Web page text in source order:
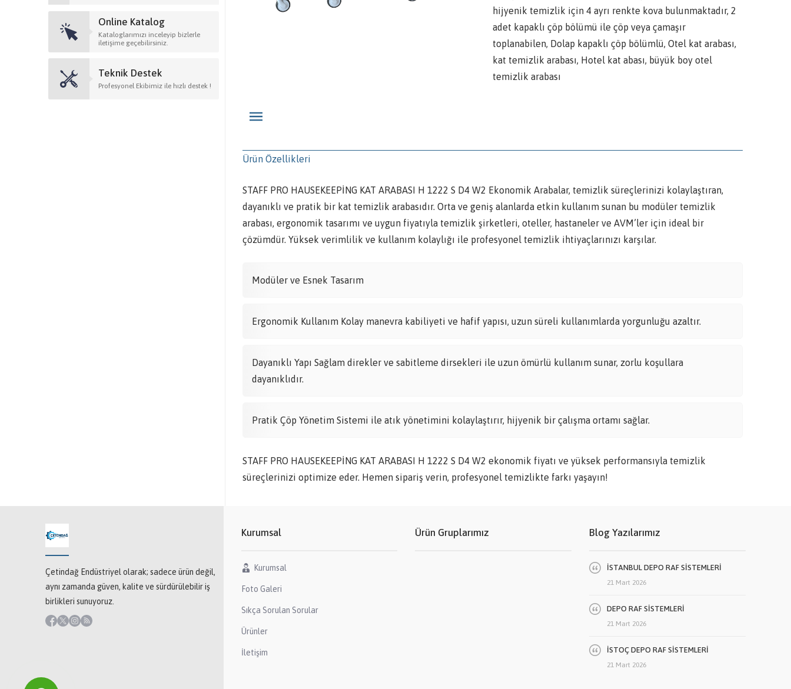
hijyenik temizlik için 4 ayrı renkte kova bulunmaktadır, 2
adet kapaklı çöp bölümü ile çöp veya çamaşır
toplanabilen, Dolap kapaklı çöp bölümlü, Otel kat arabası,
kat temizlik arabası, Hotel kat abası, büyük boy otel
temizlik arabası
Ürün Özellikleri
STAFF PRO HAUSEKEEPİNG KAT ARABASI H 1222 S D4 W2 Ekonomik Arabalar, temizlik süreçlerinizi kolaylaştıran,
dayanıklı ve pratik bir kat temizlik arabasıdır. Orta ve geniş alanlarda etkin kullanım sunan bu modüler temizlik
arabası, ergonomik tasarımı ve uygun fiyatıyla temizlik şirketleri, oteller, hastaneler ve AVM’ler için ideal bir
çözümdür. Yüksek verimlilik ve kullanım kolaylığı ile profesyonel temizlik ihtiyaçlarınızı karşılar.
Modüler ve Esnek Tasarım
Ergonomik Kullanım Kolay manevra kabiliyeti ve hafif yapısı, uzun süreli kullanımlarda yorgunluğu azaltır.
Dayanıklı Yapı Sağlam direkler ve sabitleme dirsekleri ile uzun ömürlü kullanım sunar, zorlu koşullara
dayanıklıdır.
Pratik Çöp Yönetim Sistemi ile atık yönetimini kolaylaştırır, hijyenik bir çalışma ortamı sağlar.
STAFF PRO HAUSEKEEPİNG KAT ARABASI H 1222 S D4 W2 ekonomik fiyatı ve yüksek performansıyla temizlik
süreçlerinizi optimize eder. Hemen sipariş verin, profesyonel temizlikte farkı yaşayın!
Online Katalog
Kataloglarımızı inceleyip bizlerle
iletişime geçebilirsiniz.
Teknik Destek
Profesyonel Ekibimiz ile hızlı destek !
Çetindağ Endüstriyel olarak; sadece ürün değil,
aynı zamanda güven, kalite ve sürdürülebilir iş
birlikleri sunuyoruz.
Kurumsal
Kurumsal
Foto Galeri
Sıkça Sorulan Sorular
Ürünler
İletişim
Ürün Gruplarımız Blog Yazılarımız
İSTANBUL DEPO RAF SİSTEMLERİ
21 Mart 2026
DEPO RAF SİSTEMLERİ
21 Mart 2026
İSTOÇ DEPO RAF SİSTEMLERİ
21 Mart 2026